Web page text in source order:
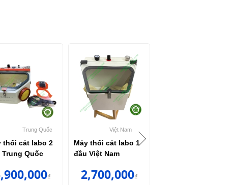
Trung Quốc
thổi cát labo 2
Trung Quốc
₫
Việt Nam
Máy thổi cát labo 1
đầu Việt Nam
2,700,000₫